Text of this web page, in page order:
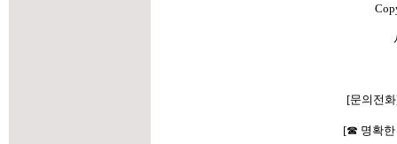
[문의전
[☎ 명확한